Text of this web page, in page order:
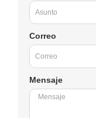
Correo
Mensaje